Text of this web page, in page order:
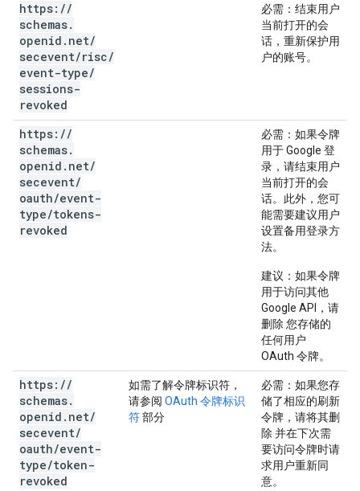
https: //
schemas.
openid . net/
secevent/risc/
event-type/
sessions-
revoked
必需 ：结束用户
当前打开的会
话，重新保护用
户的账号。
https: //
schemas.
openid . net/
secevent/
oauth/event-
type/tokens-
revoked
必需 ：如果令牌
用于 Google 登
录，请结束用户
当前打开的会
话。此外，您可
能需要建议用户
设置备用登录方
法。
建议 ：如果令牌
用于访问其他
Google API，请
删除 您存储的
任何用户
OAuth 令牌。
https: //
schemas.
openid . net/
secevent/
oauth/event-
type/token-
revoked
如需了解令牌标识符，
请参阅 OAuth 令牌标识
符部分
必需 ：如果您存
储了相应的刷新
令牌，请将其删
除 并在下次需
要访问令牌时请
求用户重新同
意。